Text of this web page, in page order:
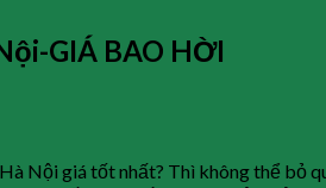
GIÁ BAO HỜI
Nội giá tốt nhất? Thì không thể bỏ